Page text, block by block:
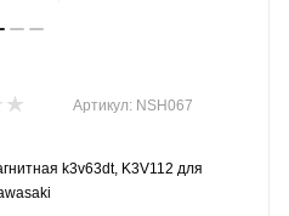
Артикул: NSH067
k3v63dt, K3V112 для